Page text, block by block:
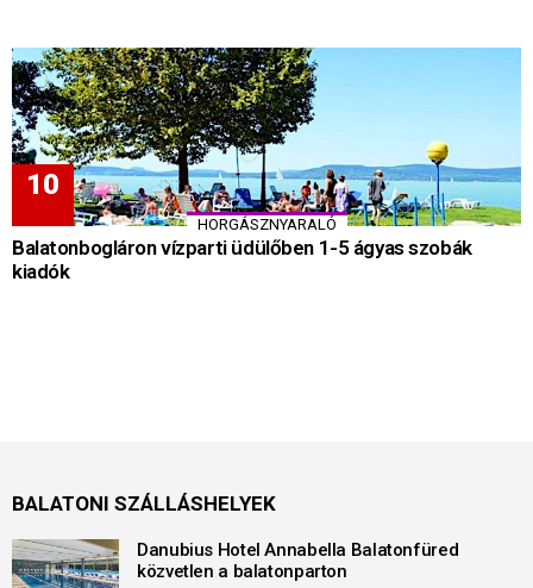
HORGÁSZNYARALÓ
Balatonbogláron vízparti üdülőben 1-5 ágyas szobák
kiadók
BALATONI SZÁLLÁSHELYEK
Danubius Hotel Annabella Balatonfüred
közvetlen a balatonparton